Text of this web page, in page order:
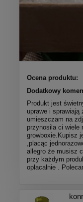
Ocena produktu:
Dodatkowy
Produkt jest
uprawe i
umieszczam na
przynosila ci wiele
growboxie.Kupisz
,placąc
allegro że musisz
przy każdym
opłacalnie .